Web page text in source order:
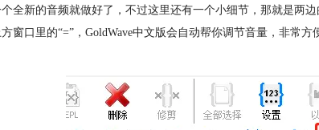
全新的音频就做好了，不过这里还有一个小细节，那就是两
窗口里的“=”，GoldWave中文版会自动帮你调节音量，非常方